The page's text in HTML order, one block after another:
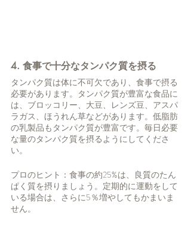
4. 食事で十分なタンパク質を摂る
タンパク質は体に不可欠であり、食事で摂る
必要があります。タンパク質が豊富な食品に
は、ブロッコリー、大豆、レンズ豆、アスパ
ラガス、ほうれん草などがあります。低脂肪
の乳製品もタンパク質が豊富です。毎日必要
な量のタンパク質を摂るようにしてくださ
い。
プロのヒント：食事の約25%は、良質のたん
ぱく質を摂りましょう。定期的に運動をして
いる場合は、さらに5％増やしてもかまいま
せん。